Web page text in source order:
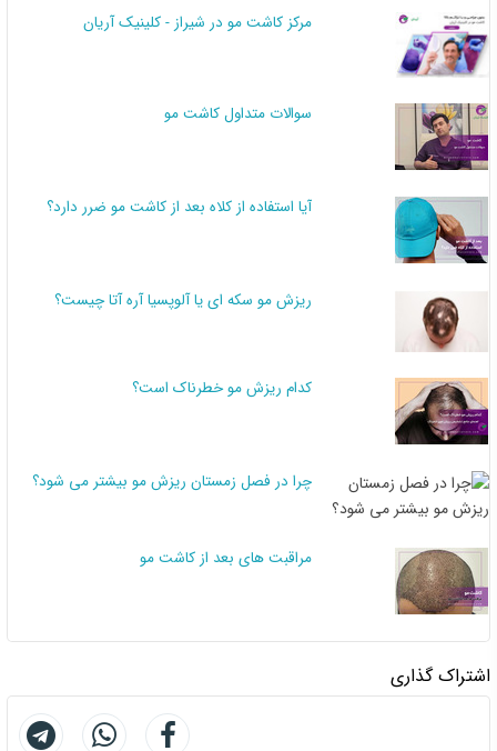
مرکز کاشت مو در شیراز - کلینیک آریان
سوالات متداول کاشت مو
آیا استفاده از کلاه بعد از کاشت مو ضرر دارد؟
ریزش مو سکه ای یا آلوپسیا آره آتا چیست؟
کدام ریزش مو خطرناک است؟
چرا در فصل زمستان ریزش مو بیشتر می شود؟
مراقبت های بعد از کاشت مو
اشتراک گذاری